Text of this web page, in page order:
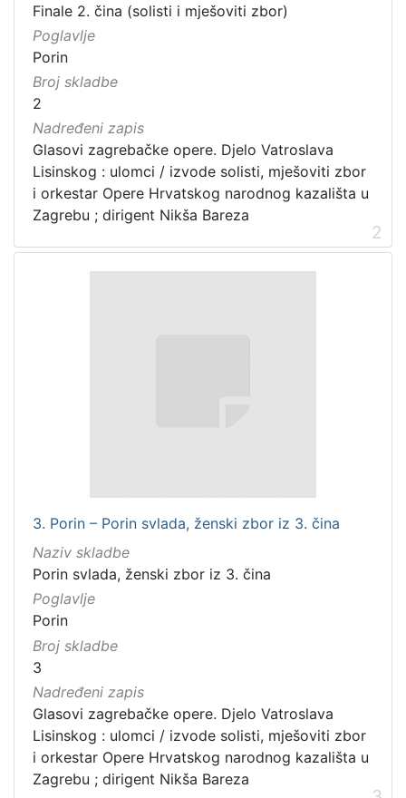
Finale 2. čina (solisti i mješoviti zbor)
Poglavlje
Porin
Broj skladbe
2
Nadređeni zapis
Glasovi zagrebačke opere. Djelo Vatroslava
Lisinskog : ulomci / izvode solisti, mješoviti zbor
i orkestar Opere Hrvatskog narodnog kazališta u
Zagrebu ; dirigent Nikša Bareza
2
3. Porin – Porin svlada, ženski zbor iz 3. čina
Naziv skladbe
Porin svlada, ženski zbor iz 3. čina
Poglavlje
Porin
Broj skladbe
3
Nadređeni zapis
Glasovi zagrebačke opere. Djelo Vatroslava
Lisinskog : ulomci / izvode solisti, mješoviti zbor
i orkestar Opere Hrvatskog narodnog kazališta u
Zagrebu ; dirigent Nikša Bareza